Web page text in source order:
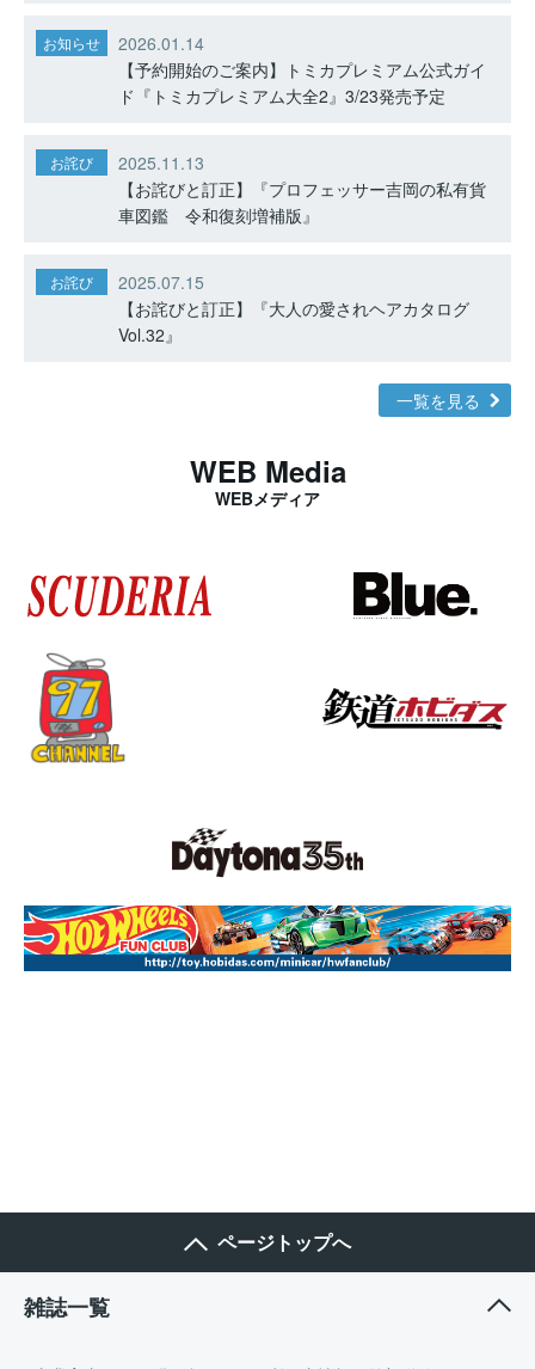
お知らせ
2026.01.14
【予約開始のご案内】トミカプレミアム公式ガイ
ド『トミカプレミアム大全2』3/23発売予定
お詫び
2025.11.13
【お詫びと訂正】『プロフェッサー吉岡の私有貨
車図鑑 令和復刻増補版』
お詫び
2025.07.15
【お詫びと訂正】『大人の愛されヘアカタログ
Vol.32』
一覧を見る
WEB Media
WEBメディア
ページトップへ
雑誌一覧